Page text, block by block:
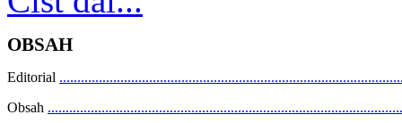
OBSAH
Editorial
Obsah